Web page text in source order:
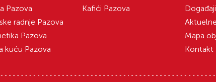
Pazova
radnje Pazova
Pazova
kuću Pazova
Kafići Pazova
Događaji
Mapa
Kontakt